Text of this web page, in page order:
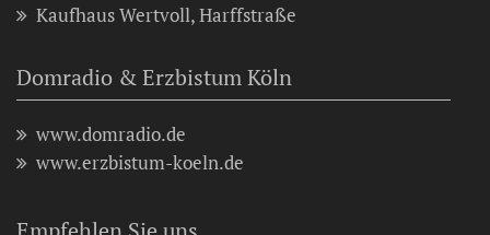
Kaufhaus Wertvoll, Harffstraße
Domradio & Erzbistum Köln
www.domradio.de
www.erzbistum-koeln.de